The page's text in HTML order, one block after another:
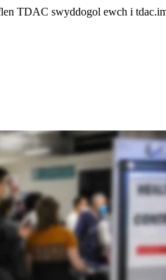
TDAC swyddogol ewch i